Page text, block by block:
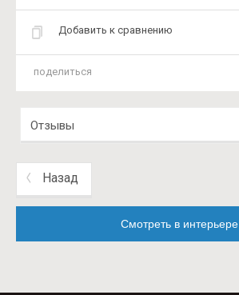
Добавить к сравнению
поделиться
Отзывы
Назад
Смотреть в интерьере